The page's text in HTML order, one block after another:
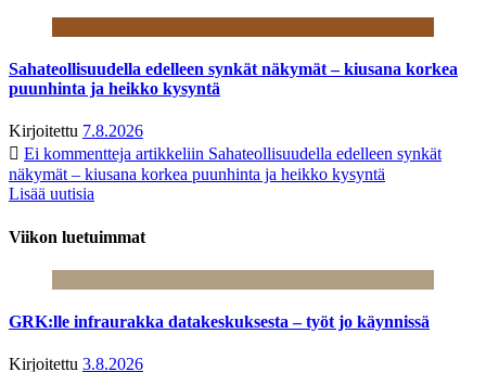
Sahateollisuudella edelleen synkät näkymät – kiusana korkea
puunhinta ja heikko kysyntä
Kirjoitettu 7.8.2026
Ei kommentteja artikkeliin Sahateollisuudella edelleen synkät
näkymät – kiusana korkea puunhinta ja heikko kysyntä
Lisää uutisia
Viikon luetuimmat
GRK:lle infraurakka datakeskuksesta – työt jo käynnissä
Kirjoitettu 3.8.2026